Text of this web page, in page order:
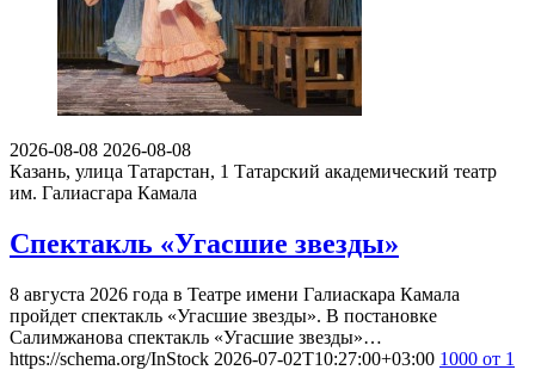
2026-08-08 2026-08-08
Казань, улица Татарстан, 1 Татарский академический театр
им. Галиасгара Камала
Спектакль «Угасшие звезды»
8 августа 2026 года в Театре имени Галиаскара Камала
пройдет спектакль «Угасшие звезды». В постановке
Салимжанова спектакль «Угасшие звезды»…
https://schema.org/InStock 2026-07-02T10:27:00+03:00 1000 от 1